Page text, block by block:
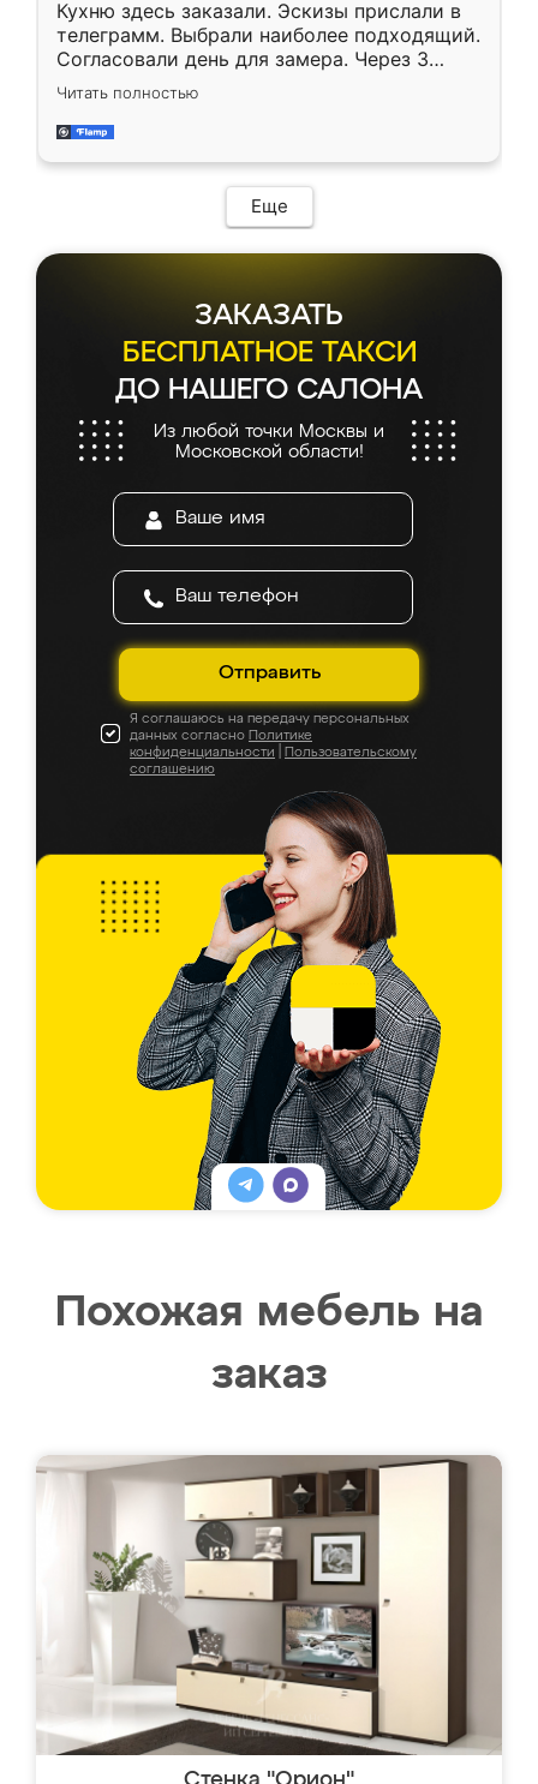
Кухню здесь заказали. Эскизы прислали в
телеграмм. Выбрали наиболее подходящий.
Согласовали день для замера. Через 3
недели кухня была уже готова. Остались
довольны работой. Спасибо Ренессанс
мебель за качественную работу!
Читать полностью
Еще
ЗАКАЗАТЬ
БЕСПЛАТНОЕ ТАКСИ
ДО НАШЕГО САЛОНА
Из любой точки Москвы и
Московской области!
Отправить
Я соглашаюсь на передачу персональных
данных согласно Политике
конфиденциальности
Пользовательскому
соглашению
Похожая мебель на
заказ